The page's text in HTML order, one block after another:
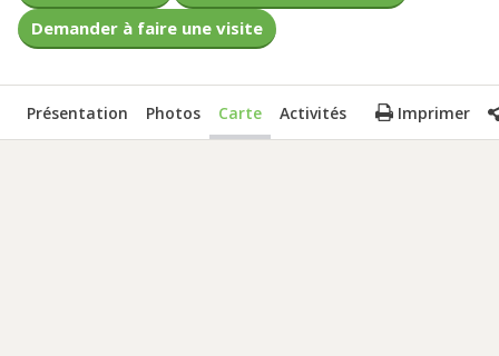
Demander à faire une visite
Présentation Photos Carte Activités Imprimer